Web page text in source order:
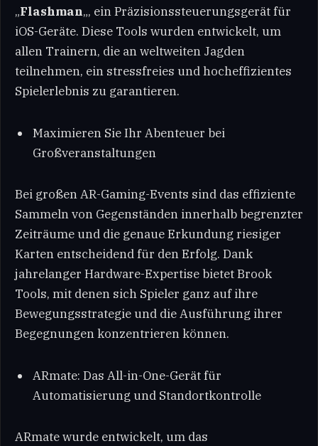
„Flashman„, ein Präzisionssteuerungsgerät für
iOS-Geräte. Diese Tools wurden entwickelt, um
allen Trainern, die an weltweiten Jagden
teilnehmen, ein stressfreies und hocheffizientes
Spielerlebnis zu garantieren.
Maximieren Sie Ihr Abenteuer bei
Großveranstaltungen
Bei großen AR-Gaming-Events sind das effiziente
Sammeln von Gegenständen innerhalb begrenzter
Zeiträume und die genaue Erkundung riesiger
Karten entscheidend für den Erfolg. Dank
jahrelanger Hardware-Expertise bietet Brook
Tools, mit denen sich Spieler ganz auf ihre
Bewegungsstrategie und die Ausführung ihrer
Begegnungen konzentrieren können.
ARmate: Das All-in-One-Gerät für
Automatisierung und Standortkontrolle
ARmate wurde entwickelt, um das